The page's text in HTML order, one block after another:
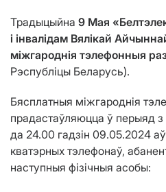
Традыцыйна 9 Мая
і інвалідам Вялікай
міжгароднія тэлефонныя
Рэспубліцы Беларусь).
Бясплатныя міжгароднія
прадастаўляюцца ў перыяд
да 24.00 гадзін 09.05.2024
кватэрных тэлефонаў,
наступныя фізічныя асобы: